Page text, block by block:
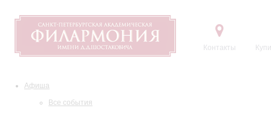
Контакты
Афиша
Все события